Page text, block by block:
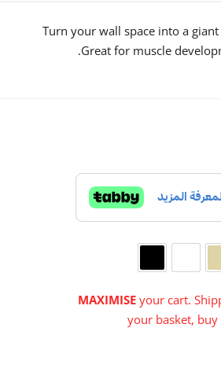
Turn your wall space into a
Great for muscle
Cream
White
Black
MAXIMISEyour cart.
your basket,